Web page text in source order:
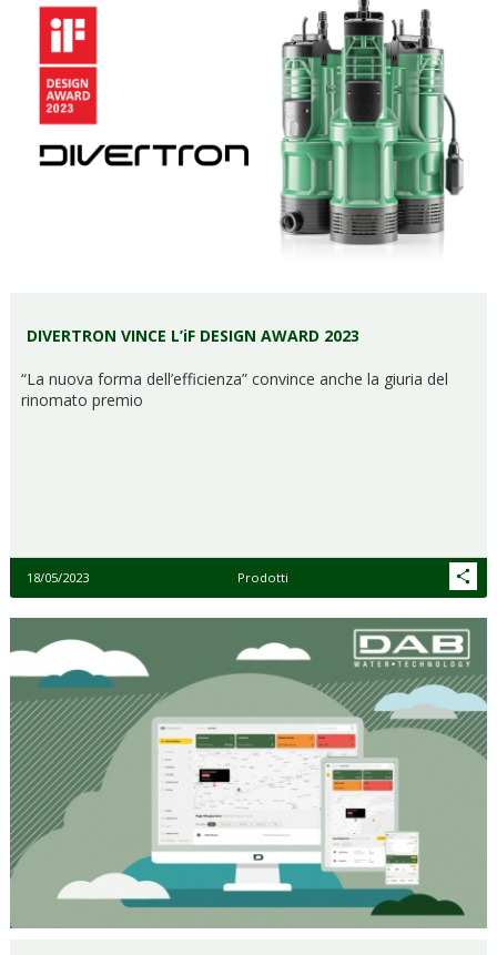
DIVERTRON VINCE L’iF DESIGN AWARD 2023
“La nuova forma dell’efficienza” convince anche la giuria del
rinomato premio
18/05/2023 Prodotti